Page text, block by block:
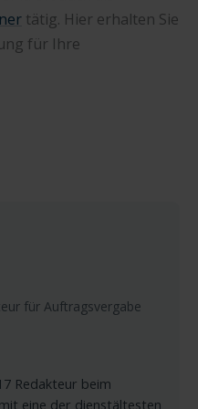
tätig. Hier erhalten Sie
für Ihre
für Auftragsvergabe
Redakteur beim
eine der dienstältesten